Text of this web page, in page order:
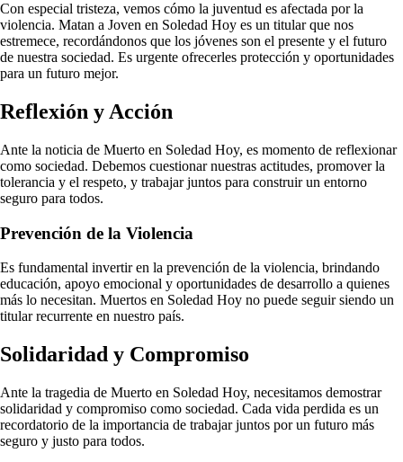
Con especial tristeza, vemos cómo la juventud es afectada por la
violencia. Matan a Joven en Soledad Hoy es un titular que nos
estremece, recordándonos que los jóvenes son el presente y el futuro
de nuestra sociedad. Es urgente ofrecerles protección y oportunidades
para un futuro mejor.
Reflexión y Acción
Ante la noticia de Muerto en Soledad Hoy, es momento de reflexionar
como sociedad. Debemos cuestionar nuestras actitudes, promover la
tolerancia y el respeto, y trabajar juntos para construir un entorno
seguro para todos.
Prevención de la Violencia
Es fundamental invertir en la prevención de la violencia, brindando
educación, apoyo emocional y oportunidades de desarrollo a quienes
más lo necesitan. Muertos en Soledad Hoy no puede seguir siendo un
titular recurrente en nuestro país.
Solidaridad y Compromiso
Ante la tragedia de Muerto en Soledad Hoy, necesitamos demostrar
solidaridad y compromiso como sociedad. Cada vida perdida es un
recordatorio de la importancia de trabajar juntos por un futuro más
seguro y justo para todos.